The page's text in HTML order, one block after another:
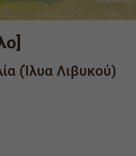
(Ίλυα Λιβυκού)